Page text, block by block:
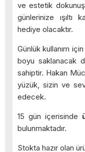
ve estetik
günlerinize ışıltı
hediye olacaktır.
Günlük kullanım
boyu saklanacak
sahiptir. Hakan
yüzük, sizin ve
edecek.
15 gün içerisinde
bulunmaktadır.
Stokta hazır olan